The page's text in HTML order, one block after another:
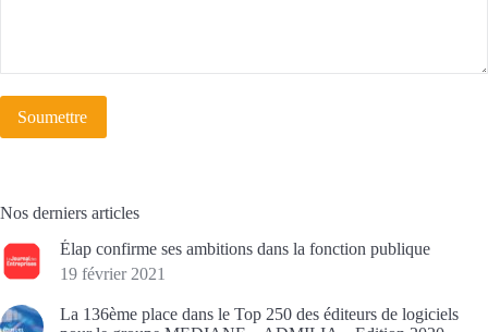
Soumettre
Nos derniers articles
Élap confirme ses ambitions dans la fonction publique
19 février 2021
La 136ème place dans le Top 250 des éditeurs de logiciels